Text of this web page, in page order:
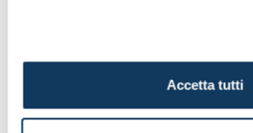
Accetta tutti
Bruno Visintainer